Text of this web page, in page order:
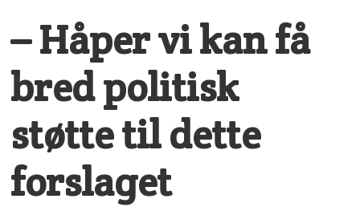
– Håper vi kan få
bred politisk
støtte til dette
forslaget